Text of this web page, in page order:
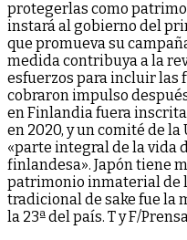
protegerlas como
instará al gobierno del
que promueva su
medida contribuya a la
esfuerzos para incluir las
cobraron impulso
en Finlandia fuera
en 2020, y un comité de
«parte integral de la vida
finlandesa». Japón tiene
patrimonio inmaterial de
tradicional de sake fue la
la 23ª del país. T y F/